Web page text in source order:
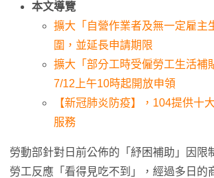
本文導覽
擴大「自營作業者及無一定雇主
圍，並延長申請期限
擴大「部分工時受僱勞工生活補
7/12上午10時起開放申領
【新冠肺炎防疫】，104提供十
服務
勞動部針對日前公佈的「紓困補助」因限
勞工反應「看得見吃不到」，經過多日的